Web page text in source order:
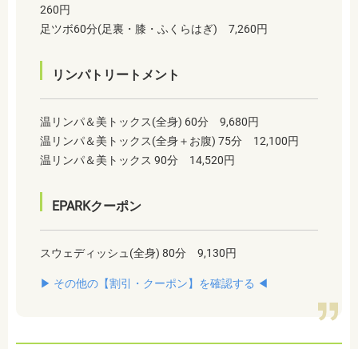
260円
足ツボ60分(足裏・膝・ふくらはぎ) 7,260円
リンパトリートメント
温リンパ＆美トックス(全身) 60分 9,680円
温リンパ＆美トックス(全身＋お腹) 75分 12,100円
温リンパ＆美トックス 90分 14,520円
EPARKクーポン
スウェディッシュ(全身) 80分 9,130円
▶︎ その他の【割引・クーポン】を確認する ◀︎